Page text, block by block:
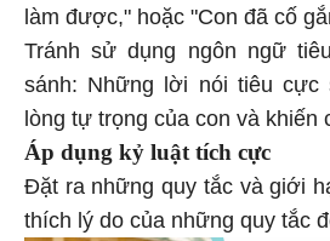
làm được," hoặc "Con đã cố
Tránh sử dụng ngôn ngữ
sánh: Những lời nói tiêu cực
lòng tự trọng của con và khiến
Áp dụng kỷ luật tích cực
Đặt ra những quy tắc và giới
thích lý do của những quy tắc